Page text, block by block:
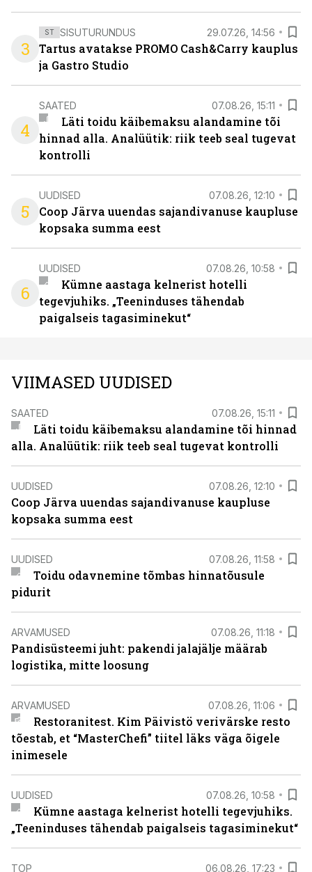
3
ST SISUTURUNDUS 29.07.26, 14:56
Tartus avatakse PROMO Cash&Carry kauplus
ja Gastro Studio
4
SAATED 07.08.26, 15:11
Läti toidu käibemaksu alandamine tõi
hinnad alla. Analüütik: riik teeb seal tugevat
kontrolli
5
UUDISED 07.08.26, 12:10
Coop Järva uuendas sajandivanuse kaupluse
kopsaka summa eest
6
UUDISED 07.08.26, 10:58
Kümne aastaga kelnerist hotelli
tegevjuhiks. „Teeninduses tähendab
paigalseis tagasiminekut“
VIIMASED UUDISED
SAATED 07.08.26, 15:11
Läti toidu käibemaksu alandamine tõi hinnad
alla. Analüütik: riik teeb seal tugevat kontrolli
UUDISED 07.08.26, 12:10
Coop Järva uuendas sajandivanuse kaupluse
kopsaka summa eest
UUDISED 07.08.26, 11:58
Toidu odavnemine tõmbas hinnatõusule
pidurit
ARVAMUSED 07.08.26, 11:18
Pandisüsteemi juht: pakendi jalajälje määrab
logistika, mitte loosung
ARVAMUSED 07.08.26, 11:06
Restoranitest. Kim Päivistö verivärske resto
tõestab, et “MasterChefi” tiitel läks väga õigele
inimesele
UUDISED 07.08.26, 10:58
Kümne aastaga kelnerist hotelli tegevjuhiks.
„Teeninduses tähendab paigalseis tagasiminekut“
TOP 06.08.26, 17:23